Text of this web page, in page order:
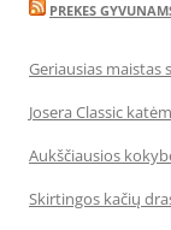
PREKES
Geriausias maistas
Josera Classic
Aukščiausios
Skirtingos kačių